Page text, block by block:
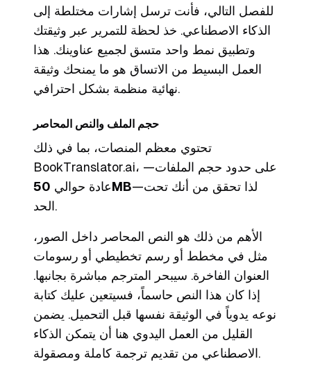
للفصل التالي، فأنت ترسل إشارات مختلطة إلى
الذكاء الاصطناعي. خذ لحظة للتمرير عبر وثيقتك
وتطبيق نمط واحد متسق لجميع عناوينك. هذا
العمل البسيط من الاتساق هو ما يمنحك وثيقة
نهائية منظمة بشكل احترافي.
حجم الملف والنص المحاصر
تحتوي معظم المنصات، بما في ذلك
BookTranslator.ai، على حدود حجم الملفات—
عادة حوالي50MB—لذا تحقق من أنك تحت
الحد.
الأهم من ذلك هو النص المحاصر داخل الصور،
مثل في مخطط أو رسم تخطيطي أو رسومات
العنوان الفاخرة. سيبحر المترجم مباشرة بجانبها.
إذا كان هذا النص حاسماً، فسيتعين عليك كتابة
نوعه يدوياً في الوثيقة نفسها قبل التحميل. يضمن
القليل من العمل اليدوي هنا أن يتمكن الذكاء
الاصطناعي من تقديم ترجمة كاملة ومصقولة.